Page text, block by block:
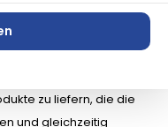
Kosher Pareve
ist ein Beweis für Primeras
zu liefern, die die
und gleichzeitig